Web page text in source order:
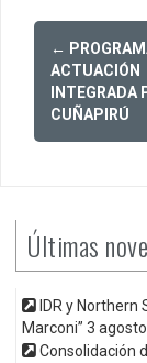
Post
←
ACTUACIÓN
INTEGRADA
CUÑAPIRÚ
Últimas
IDR y
Marconi” 3
Consolidación